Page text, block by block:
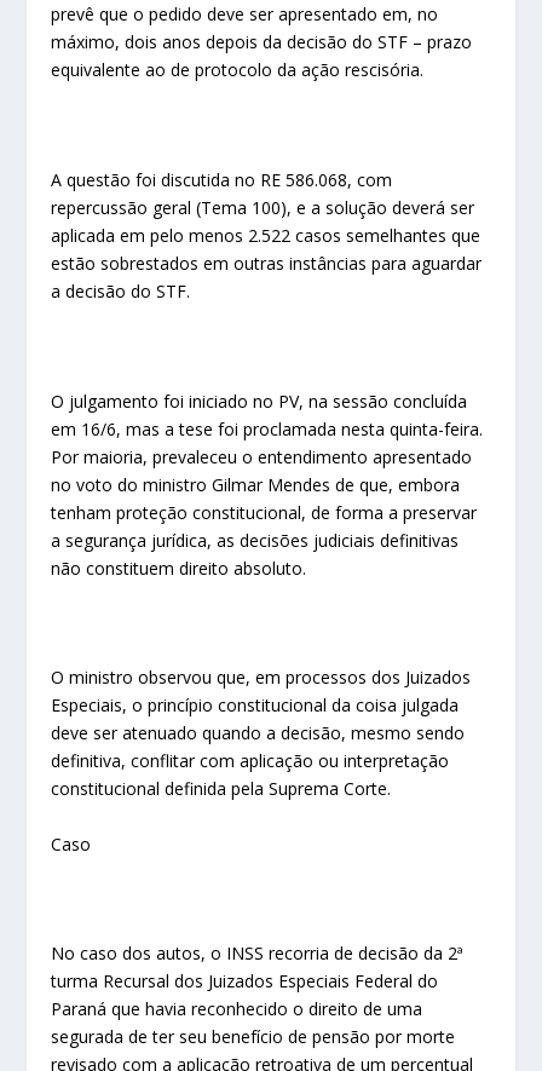
prevê que o pedido deve ser apresentado em, no
máximo, dois anos depois da decisão do STF – prazo
equivalente ao de protocolo da ação rescisória.
A questão foi discutida no RE 586.068, com
repercussão geral (Tema 100), e a solução deverá ser
aplicada em pelo menos 2.522 casos semelhantes que
estão sobrestados em outras instâncias para aguardar
a decisão do STF.
O julgamento foi iniciado no PV, na sessão concluída
em 16/6, mas a tese foi proclamada nesta quinta-feira.
Por maioria, prevaleceu o entendimento apresentado
no voto do ministro Gilmar Mendes de que, embora
tenham proteção constitucional, de forma a preservar
a segurança jurídica, as decisões judiciais definitivas
não constituem direito absoluto.
O ministro observou que, em processos dos Juizados
Especiais, o princípio constitucional da coisa julgada
deve ser atenuado quando a decisão, mesmo sendo
definitiva, conflitar com aplicação ou interpretação
constitucional definida pela Suprema Corte.
Caso
No caso dos autos, o INSS recorria de decisão da 2ª
turma Recursal dos Juizados Especiais Federal do
Paraná que havia reconhecido o direito de uma
segurada de ter seu benefício de pensão por morte
revisado com a aplicação retroativa de um percentual